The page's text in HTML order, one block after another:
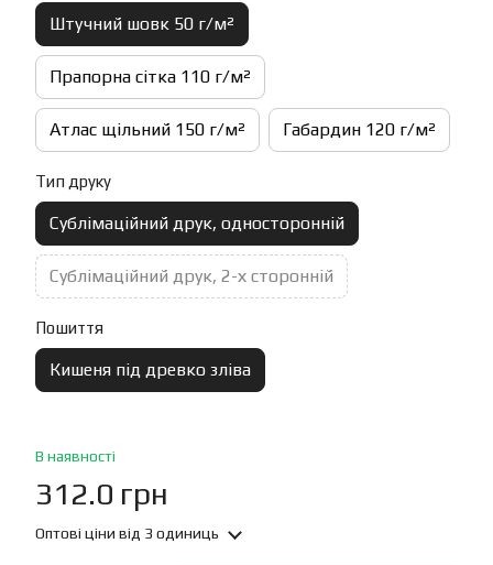
Штучний шовк 50 г/м²
Прапорна сітка 110 г/м²
Атлас щільний 150 г/м² Габардин 120 г/м²
Тип друку
Сублімаційний друк, односторонній
Сублімаційний друк, 2-х сторонній
Пошиття
Кишеня під древко зліва
В наявності
312.0 грн
Оптові ціни від 3 одиниць